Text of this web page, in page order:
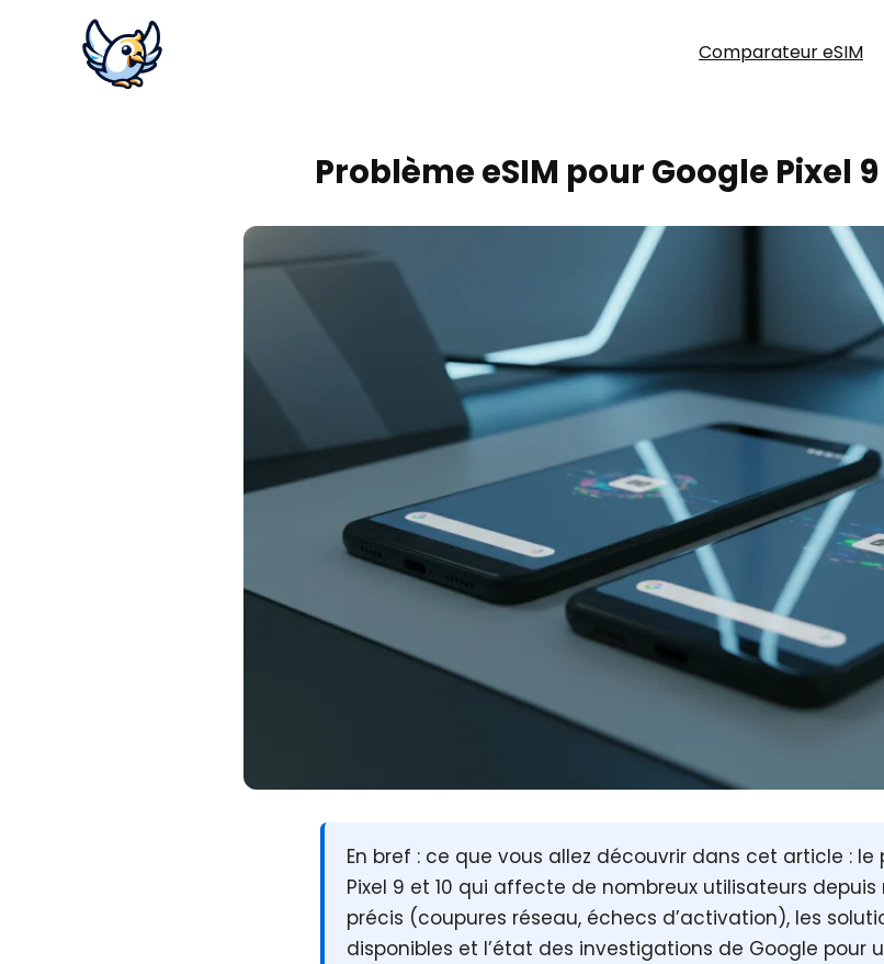
Comparateur eSIM
Problème eSIM pour Google Pixel
En bref : ce que vous allez découvrir dans cet article : le
Pixel 9 et 10 qui affecte de nombreux utilisateurs depuis
précis (coupures réseau, échecs d’activation), les
disponibles et l’état des investigations de Google pour